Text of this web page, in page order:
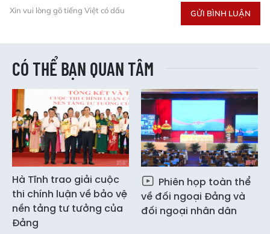
Xin vui lòng gõ tiếng Việt có dấu GỬI BÌNH LUẬN
CÓ THỂ BẠN QUAN TÂM
Hà Tĩnh trao giải cuộc
thi chính luận về bảo vệ
nền tảng tư tưởng của
Đảng
Phiên họp toàn thể
về đối ngoại Đảng và
đối ngoại nhân dân